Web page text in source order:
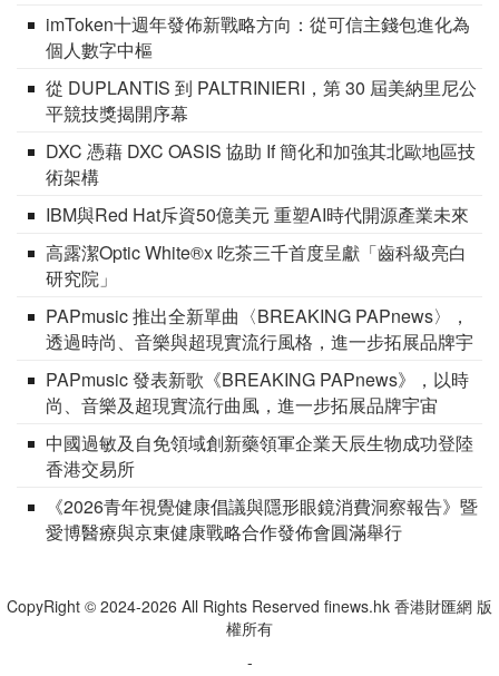
imToken十週年發佈新戰略方向：從可信主錢包進化為
個人數字中樞
從 DUPLANTIS 到 PALTRINIERI，第 30 屆美納里尼公
平競技獎揭開序幕
DXC 憑藉 DXC OASIS 協助 If 簡化和加強其北歐地區技
術架構
IBM與Red Hat斥資50億美元 重塑AI時代開源產業未來
高露潔Optic White®x 吃茶三千首度呈獻「齒科級亮白
研究院」
PAPmusic 推出全新單曲〈BREAKING PAPnews〉，
透過時尚、音樂與超現實流行風格，進一步拓展品牌宇
PAPmusic 發表新歌《BREAKING PAPnews》，以時
尚、音樂及超現實流行曲風，進一步拓展品牌宇宙
中國過敏及自免領域創新藥領軍企業天辰生物成功登陸
香港交易所
《2026青年視覺健康倡議與隱形眼鏡消費洞察報告》暨
愛博醫療與京東健康戰略合作發佈會圓滿舉行
CopyRight © 2024-2026 All Rights Reserved finews.hk 香港財匯網 版
權所有
-